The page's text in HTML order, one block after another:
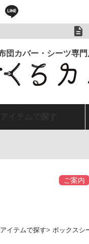
ご案内
アイテムで探す ボックスシ